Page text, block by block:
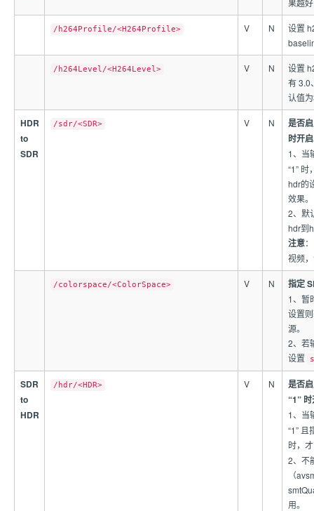
果越
/h264Profile/<H264Profile> V N
设置
/h264Level/<H264Level> V N
设置
有 3.0
认值
HDR
to
SDR
/sdr/<SDR> V N
是否
时开启
1、当
“1”
hdr的
效果。
2、默
hdr到
注意
视频
/colorspace/<ColorSpace> V N 指定
1、暂
设置
源。
2、若
设置
SDR
to
HDR
/hdr/<HDR> V N
是否
“1”
1、当
“1”
时，
2、不
（
用。